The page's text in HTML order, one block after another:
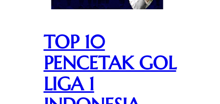
TOP 10
PENCETAK GOL
LIGA 1